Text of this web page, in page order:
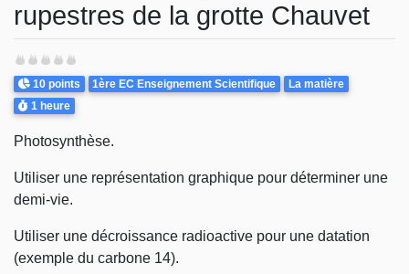
rupestres de la grotte Chauvet
Points
10 points Theme
1ère EC Enseignement Scientifique La matière
Durée
1 heure
Photosynthèse.
Utiliser une représentation graphique pour déterminer une
demi-vie.
Utiliser une décroissance radioactive pour une datation
(exemple du carbone 14).